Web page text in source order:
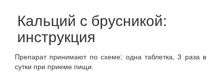
Кальций с брусникой:
инструкция
Препарат принимают по схеме: одна таблетка, 3 раза в
сутки при приеме пищи.